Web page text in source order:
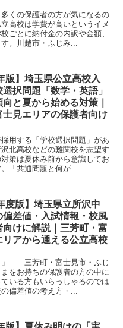
くの保護者の方が気になるの
高校は学費が高いというイメ
ごとに納付金の内訳や金額、
。川越市・ふじみ...
版】埼玉県公立高校入
択問題「数学・英語」
と夏から始める対策｜
士見エリアの保護者向け
用する「学校選択問題」があ
北高校などの難関校を志望す
策は夏休み前から意識してお
「共通問題と何が...
度版】埼玉県立所沢中
偏差値・入試情報・校風
向けに解説｜三芳町・富
リアから通える公立高校
」——三芳町・富士見市・ふじ
をお持ちの保護者の方の中に
いる方もいらっしゃるのでは
偏差値の考え方・...